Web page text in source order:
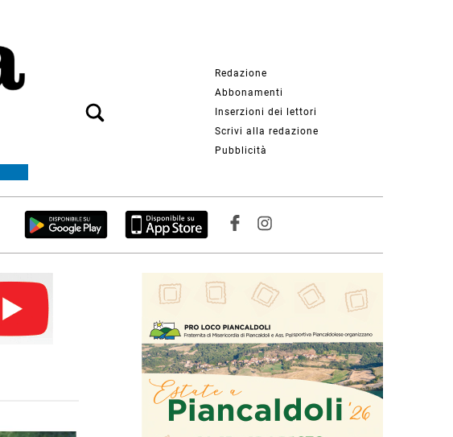
Redazione
Abbonamenti
Inserzioni dei lettori
Scrivi alla redazione
Pubblicità